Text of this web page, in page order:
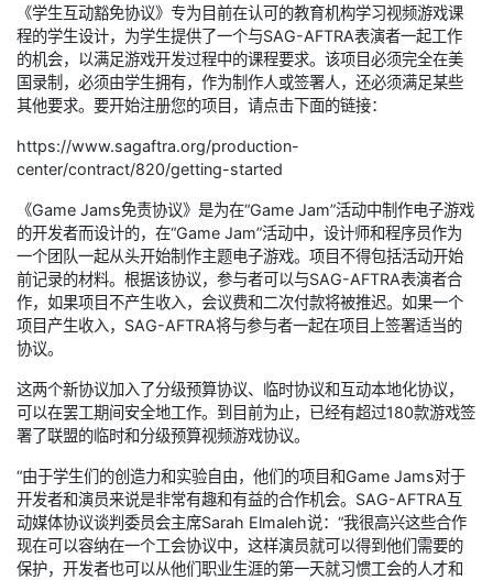
《学生互动豁免协议》专为目前在认可的教育机构学习视频游戏课
程的学生设计，为学生提供了一个与SAG-AFTRA表演者一起工作
的机会，以满足游戏开发过程中的课程要求。该项目必须完全在美
国录制，必须由学生拥有，作为制作人或签署人，还必须满足某些
其他要求。要开始注册您的项目，请点击下面的链接：
https://www.sagaftra.org/production-
center/contract/820/getting-started
《Game Jams免责协议》是为在“Game Jam”活动中制作电子游戏
的开发者而设计的，在“Game Jam”活动中，设计师和程序员作为
一个团队一起从头开始制作主题电子游戏。项目不得包括活动开始
前记录的材料。根据该协议，参与者可以与SAG-AFTRA表演者合
作，如果项目不产生收入，会议费和二次付款将被推迟。如果一个
项目产生收入，SAG-AFTRA将与参与者一起在项目上签署适当的
协议。
这两个新协议加入了分级预算协议、临时协议和互动本地化协议，
可以在罢工期间安全地工作。到目前为止，已经有超过180款游戏签
署了联盟的临时和分级预算视频游戏协议。
“由于学生们的创造力和实验自由，他们的项目和Game Jams对于
开发者和演员来说是非常有趣和有益的合作机会。SAG-AFTRA互
动媒体协议谈判委员会主席Sarah Elmaleh说：“我很高兴这些合作
现在可以容纳在一个工会协议中，这样演员就可以得到他们需要的
保护，开发者也可以从他们职业生涯的第一天就习惯工会的人才和